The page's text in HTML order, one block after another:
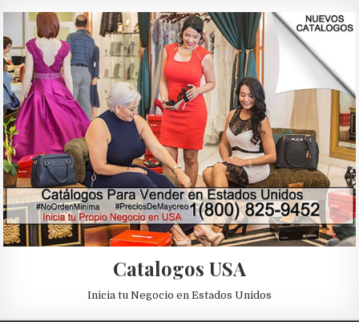
Catalogos USA
Inicia tu Negocio en Estados Unidos